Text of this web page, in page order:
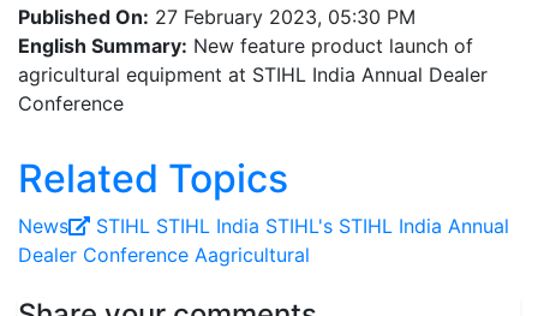
Published On: 27 February 2023, 05:30 PM
English Summary: New feature product launch of
agricultural equipment at STIHL India Annual Dealer
Conference
Related Topics
News STIHL STIHL India STIHL's STIHL India Annual
Dealer Conference Aagricultural